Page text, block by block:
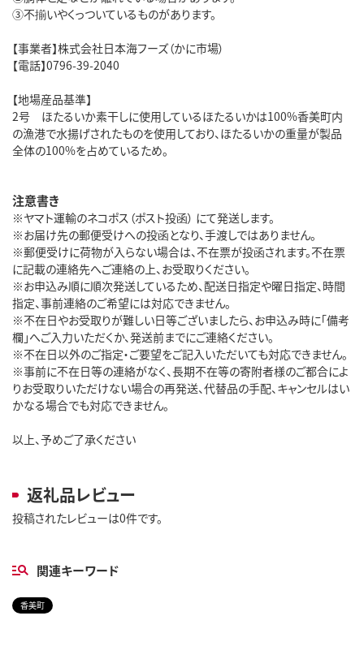
③不揃いやくっついているものがあります。
【事業者】株式会社日本海フーズ（かに市場）
【電話】0796-39-2040
【地場産品基準】
2号 ほたるいか素干しに使用しているほたるいかは100%香美町内
の漁港で水揚げされたものを使用しており、ほたるいかの重量が製品
全体の100%を占めているため。
注意書き
※ヤマト運輸のネコポス（ポスト投函） にて発送します。
※お届け先の郵便受けへの投函となり、手渡しではありません。
※郵便受けに荷物が入らない場合は、不在票が投函されます。不在票
に記載の連絡先へご連絡の上、お受取りください。
※お申込み順に順次発送しているため、配送日指定や曜日指定、時間
指定、事前連絡のご希望には対応できません。
※不在日やお受取りが難しい日等ございましたら、お申込み時に「備考
欄」へご入力いただくか、発送前までにご連絡ください。
※不在日以外のご指定・ご要望をご記入いただいても対応できません。
※事前に不在日等の連絡がなく、長期不在等の寄附者様のご都合によ
りお受取りいただけない場合の再発送、代替品の手配、キャンセルはい
かなる場合でも対応できません。
以上、予めご了承ください
返礼品レビュー
投稿されたレビューは0件です。
関連キーワード
香美町